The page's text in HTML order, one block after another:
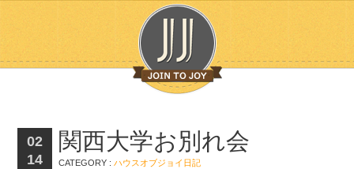
02
14
関西大学お別れ会
CATEGORY :ハウスオブジョイ日記